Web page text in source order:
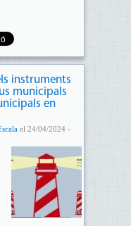
instruments
municipals
en
el 24/04/2024 -